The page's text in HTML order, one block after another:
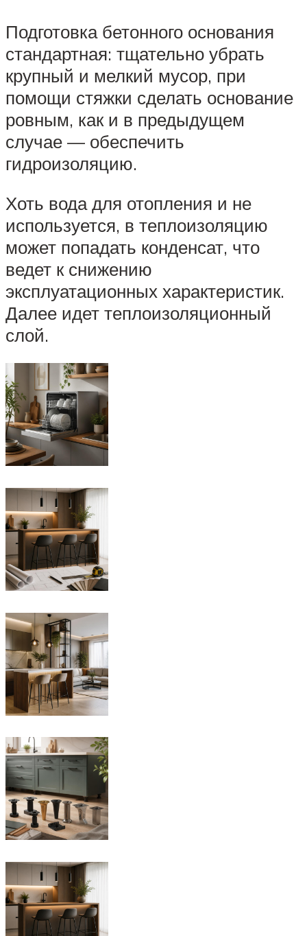
Подготовка бетонного основания
стандартная: тщательно убрать
крупный и мелкий мусор, при
помощи стяжки сделать основание
ровным, как и в предыдущем
случае — обеспечить
гидроизоляцию.
Хоть вода для отопления и не
используется, в теплоизоляцию
может попадать конденсат, что
ведет к снижению
эксплуатационных характеристик.
Далее идет теплоизоляционный
слой.